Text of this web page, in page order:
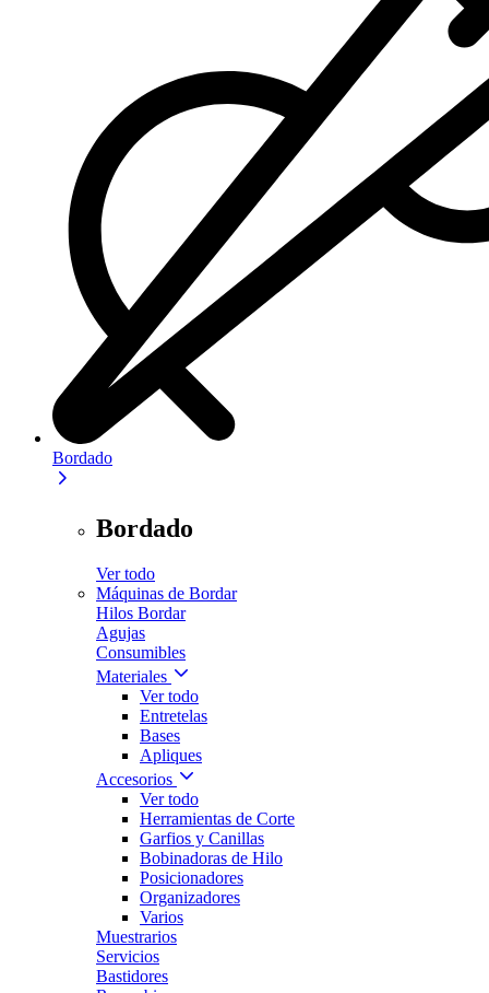
Bordado
Bordado
Ver todo
Máquinas de Bordar
Hilos Bordar
Agujas
Consumibles
Materiales
Ver todo
Entretelas
Bases
Apliques
Accesorios
Ver todo
Herramientas de Corte
Garfios y Canillas
Bobinadoras de Hilo
Posicionadores
Organizadores
Varios
Muestrarios
Servicios
Bastidores